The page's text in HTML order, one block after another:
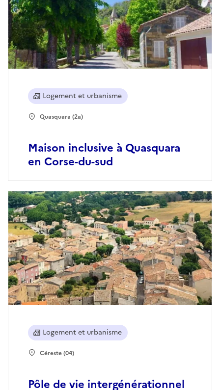
Maison inclusive à Quasquara
en Corse-du-sud
Logement et urbanisme
Quasquara (2a)
Pôle de vie intergénérationnel
Logement et urbanisme
Céreste (04)